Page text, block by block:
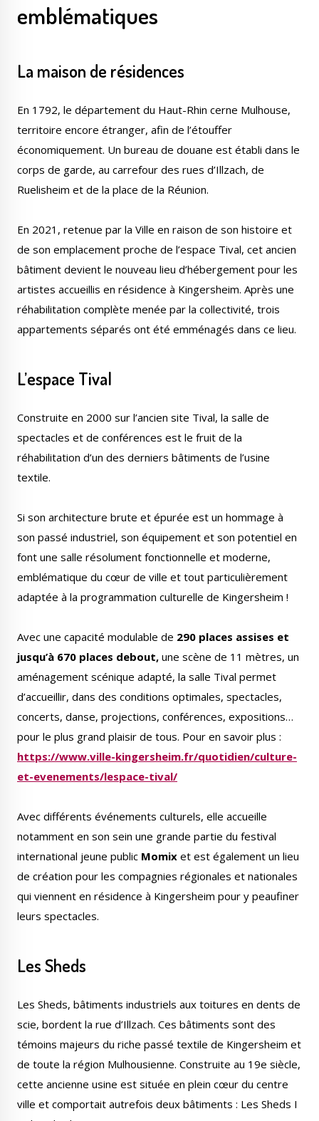
emblématiques
La maison de résidences
En 1792, le département du Haut-Rhin cerne Mulhouse,
territoire encore étranger, afin de l’étouffer
économiquement. Un bureau de douane est établi dans le
corps de garde, au carrefour des rues d’Illzach, de
Ruelisheim et de la place de la Réunion.
En 2021, retenue par la Ville en raison de son histoire et
de son emplacement proche de l’espace Tival, cet ancien
bâtiment devient le nouveau lieu d’hébergement pour les
artistes accueillis en résidence à Kingersheim. Après une
réhabilitation complète menée par la collectivité, trois
appartements séparés ont été emménagés dans ce lieu.
L’espace Tival
Construite en 2000 sur l’ancien site Tival, la salle de
spectacles et de conférences est le fruit de la
réhabilitation d’un des derniers bâtiments de l’usine
textile.
Si son architecture brute et épurée est un hommage à
son passé industriel, son équipement et son potentiel en
font une salle résolument fonctionnelle et moderne,
emblématique du cœur de ville et tout particulièrement
adaptée à la programmation culturelle de Kingersheim !
Avec une capacité modulable de 290 places assises et
jusqu’à 670 places debout, une scène de 11 mètres, un
aménagement scénique adapté, la salle Tival permet
d’accueillir, dans des conditions optimales, spectacles,
concerts, danse, projections, conférences, expositions…
pour le plus grand plaisir de tous. Pour en savoir plus :
https://www.ville-kingersheim.fr/quotidien/culture-
et-evenements/lespace-tival/
Avec différents événements culturels, elle accueille
notamment en son sein une grande partie du festival
international jeune public Momix et est également un lieu
de création pour les compagnies régionales et nationales
qui viennent en résidence à Kingersheim pour y peaufiner
leurs spectacles.
Les Sheds
Les Sheds, bâtiments industriels aux toitures en dents de
scie, bordent la rue d’Illzach. Ces bâtiments sont des
témoins majeurs du riche passé textile de Kingersheim et
de toute la région Mulhousienne. Construite au 19e siècle,
cette ancienne usine est située en plein cœur du centre
ville et comportait autrefois deux bâtiments : Les Sheds I